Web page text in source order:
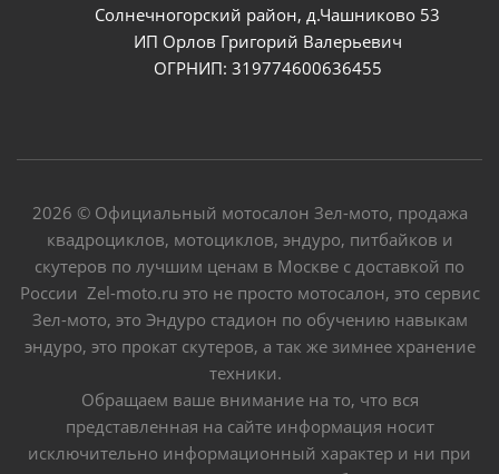
Солнечногорский район, д.Чашниково 53
ИП Орлов Григорий Валерьевич
ОГРНИП: 319774600636455
2026 © Официальный мотосалон Зел-мото, продажа
квадроциклов, мотоциклов, эндуро, питбайков и
скутеров по лучшим ценам в Москве с доставкой по
России Zel-moto.ru это не просто мотосалон, это сервис
Зел-мото, это Эндуро стадион по обучению навыкам
эндуро, это прокат скутеров, а так же зимнее хранение
техники.
Обращаем ваше внимание на то, что вся
представленная на сайте информация носит
исключительно информационный характер и ни при